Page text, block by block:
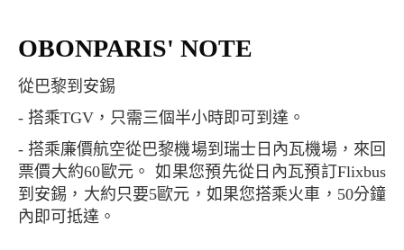
OBONPARIS' NOTE
從巴黎到安錫
- 搭乘TGV，只需三個半小時即可到達。
- 搭乘廉價航空從巴黎機場到瑞士日內瓦機場，來回
票價大約60歐元。 如果您預先從日內瓦預訂Flixbus
到安錫，大約只要5歐元，如果您搭乘火車，50分鐘
內即可抵達。